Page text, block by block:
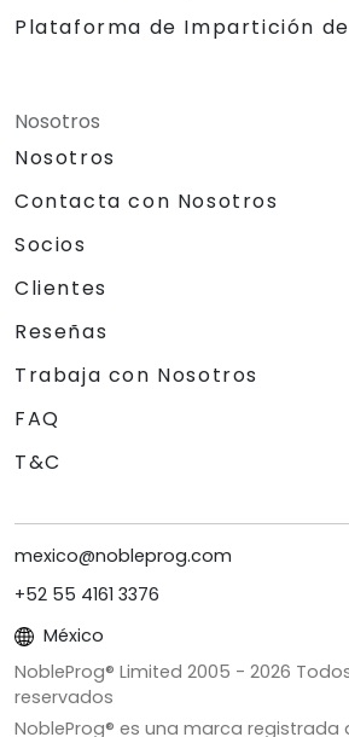
Plataforma de Impartición
Nosotros
Nosotros
Contacta con Nosotros
Socios
Clientes
Reseñas
Trabaja con Nosotros
FAQ
T&C
mexico@nobleprog.com
+52 55 4161 3376
México
NobleProg® Limited 2005 - 2026
reservados
NobleProg® es una marca registrada